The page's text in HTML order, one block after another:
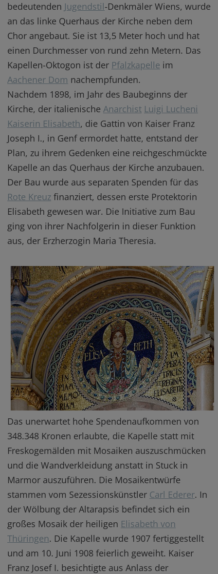
bedeutenden Jugendstil-Denkmäler Wiens, wurde
an das linke Querhaus der Kirche neben dem
Chor angebaut. Sie ist 13,5 Meter hoch und hat
einen Durchmesser von rund zehn Metern. Das
Kapellen-Oktogon ist der Pfalzkapelle im
Aachener Dom nachempfunden.
Nachdem 1898, im Jahr des Baubeginns der
Kirche, der italienische Anarchist Luigi Lucheni
Kaiserin Elisabeth, die Gattin von Kaiser Franz
Joseph I., in Genf ermordet hatte, entstand der
Plan, zu ihrem Gedenken eine reichgeschmückte
Kapelle an das Querhaus der Kirche anzubauen.
Der Bau wurde aus separaten Spenden für das
Rote Kreuz finanziert, dessen erste Protektorin
Elisabeth gewesen war. Die Initiative zum Bau
ging von ihrer Nachfolgerin in dieser Funktion
aus, der Erzherzogin Maria Theresia.
Das unerwartet hohe Spendenaufkommen von
348.348 Kronen erlaubte, die Kapelle statt mit
Freskogemälden mit Mosaiken auszuschmücken
und die Wandverkleidung anstatt in Stuck in
Marmor auszuführen. Die Mosaikentwürfe
stammen vom Sezessionskünstler Carl Ederer. In
der Wölbung der Altarapsis befindet sich ein
großes Mosaik der heiligen Elisabeth von
Thüringen. Die Kapelle wurde 1907 fertiggestellt
und am 10. Juni 1908 feierlich geweiht. Kaiser
Franz Josef I. besichtigte aus Anlass der